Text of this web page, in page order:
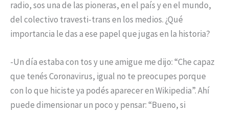
radio, sos una de las pioneras, en el país y en el mundo,
del colectivo travesti-trans en los medios. ¿Qué
importancia le das a ese papel que jugas en la historia?
-Un día estaba con tos y une amigue me dijo: “Che capaz
que tenés Coronavirus, igual no te preocupes porque
con lo que hiciste ya podés aparecer en Wikipedia”. Ahí
puede dimensionar un poco y pensar: “Bueno, si